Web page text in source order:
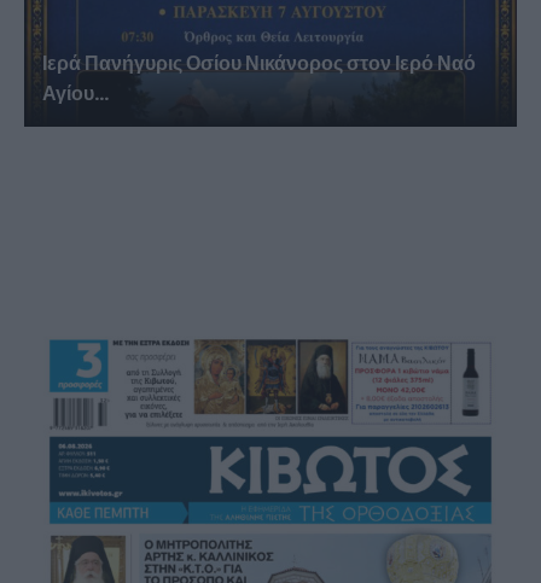
Ιερά Πανήγυρις Οσίου Νικάνορος στον Ιερό Ναό
Αγίου...